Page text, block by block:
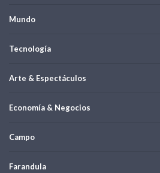
Mundo
Tecnología
Arte & Espectáculos
Economía & Negocios
Campo
Farandula